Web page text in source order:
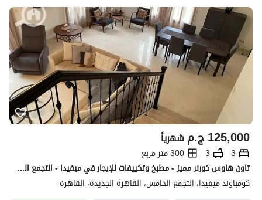
ج.م125,000 شهرياً
3
3
300 متر مربع
تاون هاوس كورنر مميز - مطبخ وتكييفات للإيجار في ميفيدا - التجمع الخامس - القاهرة الجديدة
كومباوند ميفيدا، التجمع الخامس، القاهرة الجديدة، القاهرة